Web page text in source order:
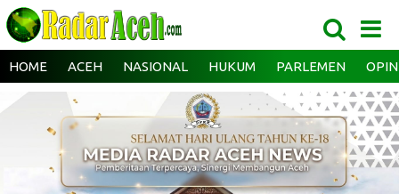
HOME ACEH NASIONAL HUKUM PARLEMEN